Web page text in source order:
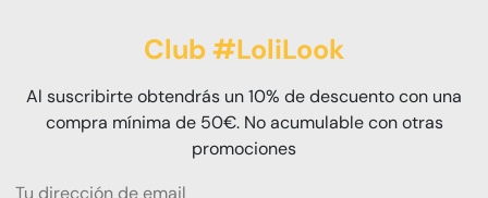
Club #LoliLook
Al suscribirte obtendrás un 10% de descuento con una
compra mínima de 50€. No acumulable con otras
promociones